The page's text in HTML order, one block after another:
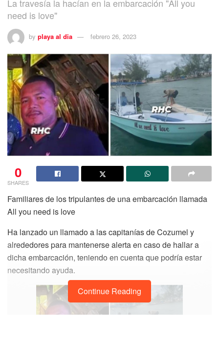
La travesía la hacían en la embarcación "All you
need is love"
by playa al dia febrero 26, 2023
0
SHARES
Familiares de los tripulantes de una embarcación llamada
All you need is love
Ha lanzado un llamado a las capitanías de Cozumel y
alrededores para mantenerse alerta en caso de hallar a
dicha embarcación, teniendo en cuenta que podría estar
necesitando ayuda.
Continue Reading